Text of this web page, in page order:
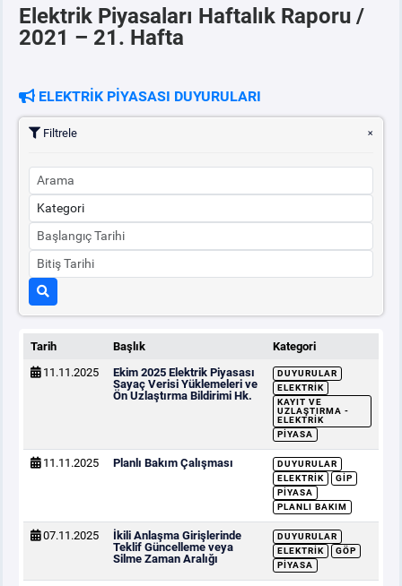
ÖRNEK FİNANS BELGELERİ
PİYASAKAYITSÜRECİ
SERBEST TÜKETİCİ
MALİ UZLAŞTIRMA
TEMİNAT
BÜLTENLER
DUYURULAR
BT HİZMET YÖNETİM SİSTEMİ POLİTİKAMIZ
Elektrik Piyasaları Haftalık Raporu /
2021 – 21. Hafta
ELEKTRİK PİYASASI DUYURULARI
Filtrele
Tarih Başlık
Kategori
11.11.2025
Ekim 2025 Elektrik Piyasası
Sayaç Verisi Yüklemeleri ve
Ön Uzlaştırma Bildirimi Hk.
DUYURULAR
ELEKTRIK
KAYIT VE
UZLAŞTIRMA -
ELEKTRIK
PIYASA
11.11.2025 Planlı Bakım Çalışması
DUYURULAR
ELEKTRIK
GİP
PIYASA
PLANLI BAKIM
07.11.2025
İkili Anlaşma Girişlerinde
Teklif Güncelleme veya
Silme Zaman Aralığı
DUYURULAR
ELEKTRIK
GÖP
PIYASA